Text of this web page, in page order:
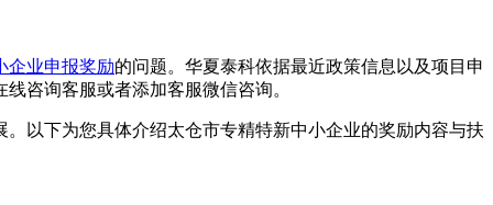
企业申报奖励的问题。华夏泰科依据最近政策信息以及项目申
咨询客服或者添加客服微信咨询。
以下为您具体介绍太仓市专精特新中小企业的奖励内容与扶